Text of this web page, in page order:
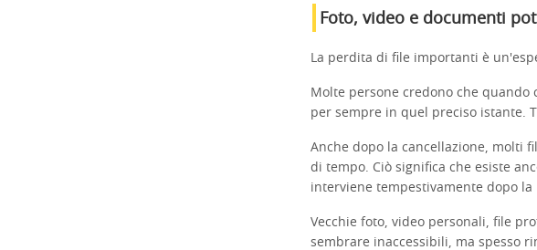
Foto, video e documenti
La perdita di file importanti è
Molte persone credono che
per sempre in quel preciso istante.
Anche dopo la cancellazione, molti
di tempo. Ciò significa che esiste
interviene tempestivamente dopo
Vecchie foto, video personali, file
sembrare inaccessibili, ma spesso